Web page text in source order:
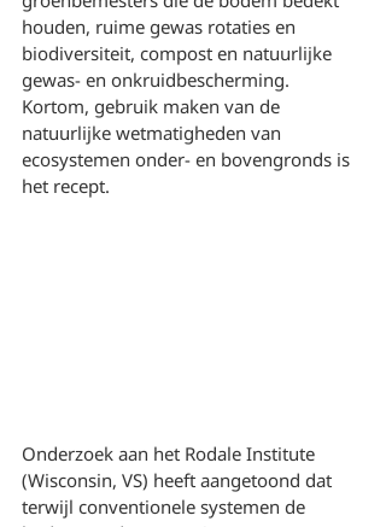
houden, ruime gewas rotaties en
biodiversiteit, compost en natuurlijke
gewas- en onkruidbescherming.
Kortom, gebruik maken van de
natuurlijke wetmatigheden van
ecosystemen onder- en bovengronds is
het recept.
Onderzoek aan het Rodale Institute
(Wisconsin, VS) heeft aangetoond dat
terwijl conventionele systemen de